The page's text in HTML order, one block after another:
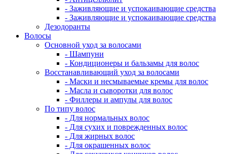
- Заживляющие и успокаивающие средства
- Заживляющие и успокаивающие средства
Дезодоранты
Волосы
Основной уход за волосами
- Шампуни
- Кондиционеры и бальзамы для волос
Восстанавливающий уход за волосами
- Маски и несмываемые кремы для волос
- Масла и сыворотки для волос
- Филлеры и ампулы для волос
По типу волос
- Для нормальных волос
- Для сухих и поврежденных волос
- Для жирных волос
- Для окрашенных волос